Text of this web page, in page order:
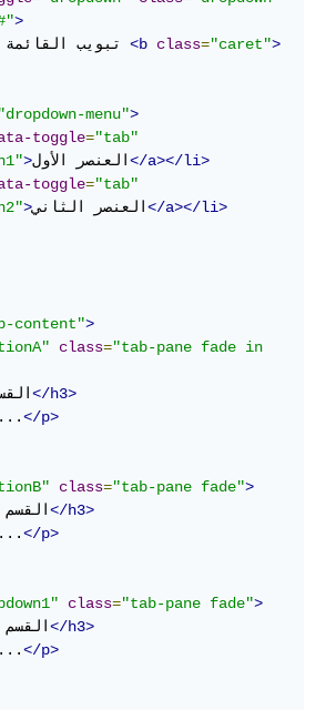
>
<b class="caret">
"dropdown-menu">
toggle="tab"
>العنصر الأول</a></li>
toggle="tab"
>العنصر الثاني</a></li>
content">
class="tab-pane fade in
</h3>
المحتوى...</p>
class="tab-pane fade">
</h3>
المحتوى...</p>
class="tab-pane fade">
</h3>
المحتوى...</p>